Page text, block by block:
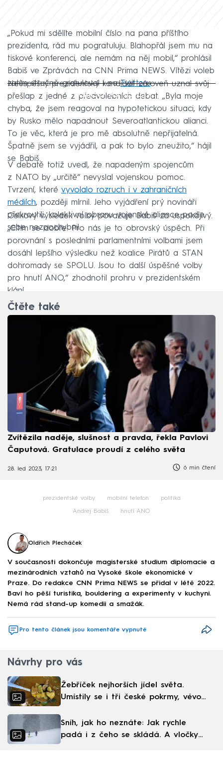
„Pokud mi sdělíte mobilní číslo na pana příštího
prezidenta, rád mu pogratuluju. Blahopřál jsem mu na
tiskové konferenci, ale nemám na něj mobil,“ prohlásil
Babiš ve Zprávách na CNN Prima NEWS. Vítězi voleb
zatím stručně gratuloval i naTwitteru.
Failed to fetch
Neúspěšný prezidentský kandidát zároveň uznal svůj
přešlap z jedné z předvolebních debat. „Byla moje
chyba, že jsem reagoval na hypotetickou situaci, kdy
by Rusko mělo napadnout Severoatlantickou alianci.
To je věc, která je pro mě absolutně nepřijatelná.
Špatně jsem se vyjádřil, a pak to bylo zneužito,“ hájil
se Babiš.
V debatě totiž uvedl, že napadeným spojencům
z NATO by „určitě“ nevyslal vojenskou pomoc.
Tvrzení, které vyvolalo rozruch i v zahraničních
médiích, později mírnil. Jeho vyjádření prý novináři
překroutili, kolektivní obranu vojenské aliance podle
sebe nezpochybnil.
Celkový výsledek volby považuje Babiš za uspokojivý.
„Cítím se dobře. Pro nás je to obrovský úspěch. Při
porovnání s posledními parlamentními volbami jsem
dosáhl lepšího výsledku než koalice Pirátů a STAN
dohromady se SPOLU. Jsou to další úspěšné volby
pro hnutí ANO,“ zhodnotil prohru v prezidentském
klání.
Čtěte také
Zvítězila naděje, slušnost a pravda, řekla Pavlovi
Čaputová. Gratulace proudí z celého světa
28. led 2023, 17:21 6 min čtení
prezidentské volby mobilní telefon politika
Andrej Babiš hnutí ANO
Oldřich Plecháček
V současnosti dokončuje magisterské studium diplomacie a
mezinárodních vztahů na Vysoké škole ekonomické v
Praze. Do redakce CNN Prima NEWS se přidal v létě 2022.
Baví ho pěší turistika, bouldering a experimenty v kuchyni.
Nemá rád stand-up komedii a smažák.
Pro tento článek jsou komentáře vypnuté
Návrhy pro vás
Žebříček nejhorších jídel světa.
Umístily se i tři české pokrmy, vévodí
Sníh, jak ho neznáte: Jak rychle
padá i z čeho se skládá. A vločky